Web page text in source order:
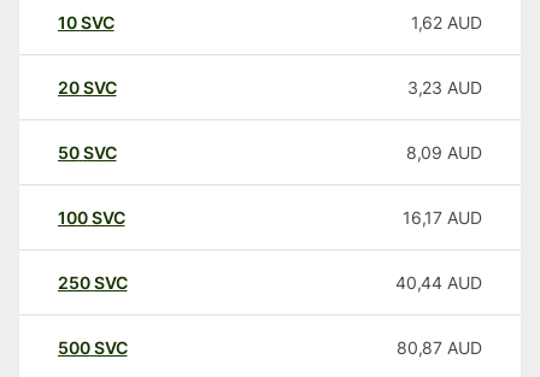
10SVC 1,62 AUD
20SVC 3,23 AUD
50SVC 8,09 AUD
100SVC 16,17 AUD
250SVC 40,44 AUD
500SVC 80,87 AUD